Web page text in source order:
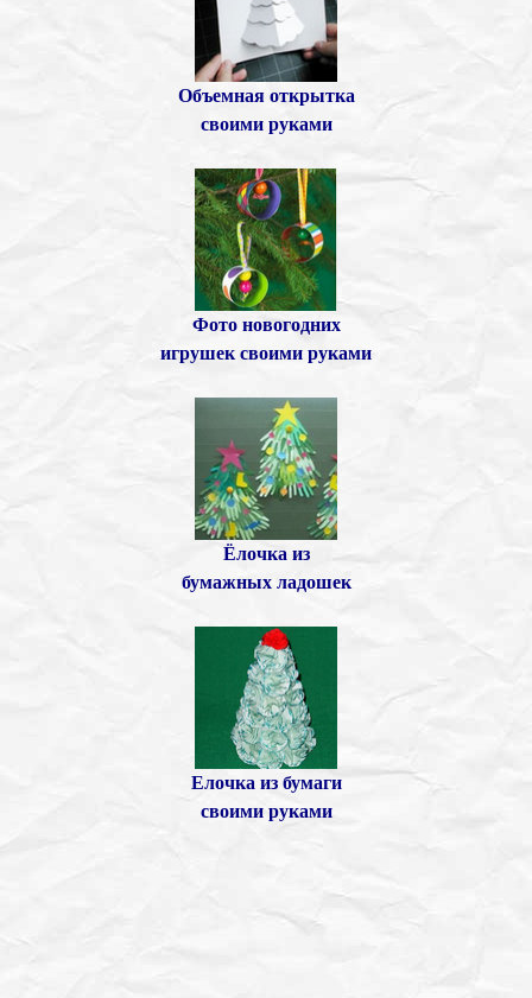
Объемная открытка
своими руками
Фото новогодних
игрушек своими руками
Ёлочка из
бумажных ладошек
Елочка из бумаги
своими руками